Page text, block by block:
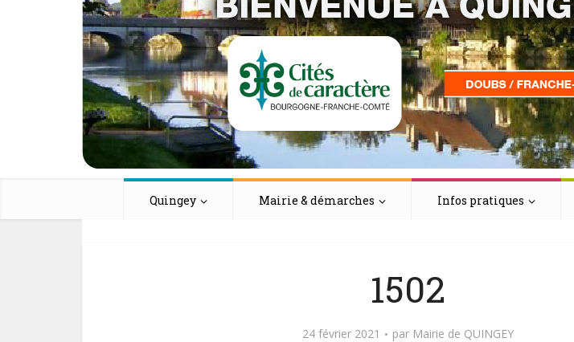
Quingey Mairie & démarches Infos pratiques
1502
24 février 2021 par Mairie de QUINGEY